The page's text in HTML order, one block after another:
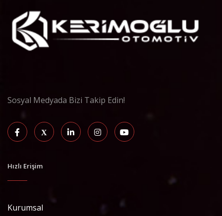
Sosyal Medyada Bizi Takip Edin!
Hızlı Erişim
Kurumsal